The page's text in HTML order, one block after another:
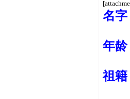
名
年龄
祖